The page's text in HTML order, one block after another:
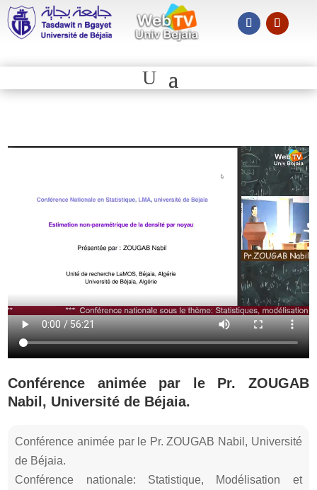
Conférence animée par le Pr. ZOUGAB
Nabil, Université de Béjaia.
Conférence animée par le Pr. ZOUGAB Nabil, Université
de Béjaia.
Conférence nationale: Statistique, Modélisation et